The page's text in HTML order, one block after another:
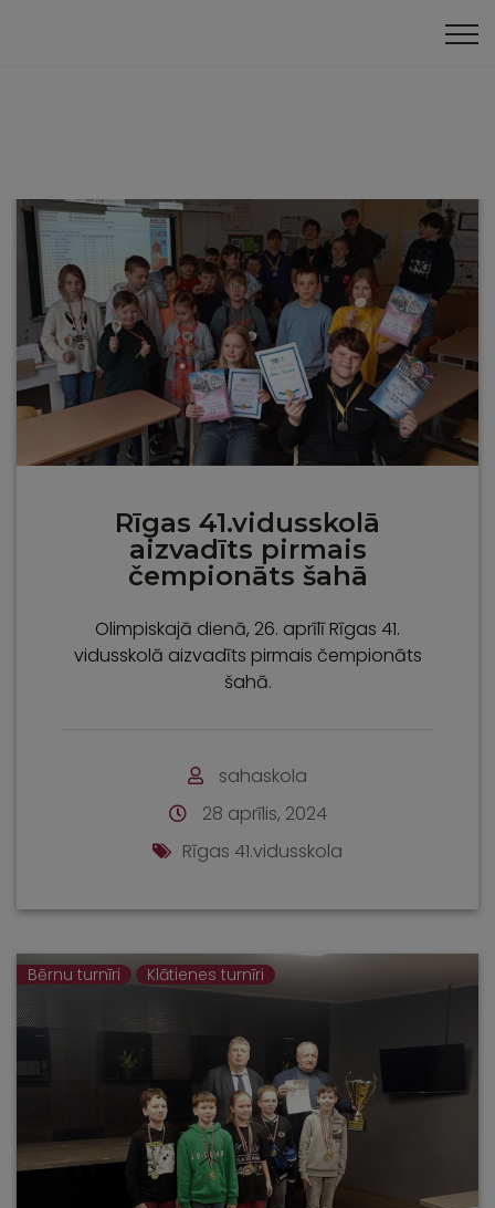
Rīgas 41.vidusskolā
aizvadīts pirmais
čempionāts šahā
Olimpiskajā dienā, 26. aprīlī Rīgas 41.
vidusskolā aizvadīts pirmais čempionāts
šahā.
sahaskola
28 aprīlis, 2024
Rīgas 41.vidusskola
Bērnu turnīri Klātienes turnīri